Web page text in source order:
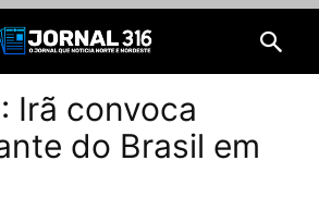
Irã convoca
do Brasil em